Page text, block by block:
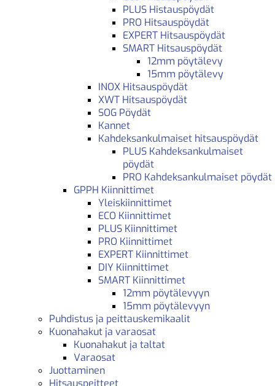
PLUS Histauspöydät
PRO Hitsauspöydät
EXPERT Hitsauspöydät
SMART Hitsauspöydät
12mm pöytälevy
15mm pöytälevy
INOX Hitsauspöydät
XWT Hitsauspöydät
SOG Pöydät
Kannet
Kahdeksankulmaiset hitsauspöydät
PLUS Kahdeksankulmaiset
pöydät
PRO Kahdeksankulmaiset pöydät
GPPH Kiinnittimet
Yleiskiinnittimet
ECO Kiinnittimet
PLUS Kiinnittimet
PRO Kiinnittimet
EXPERT Kiinnittimet
DIY Kiinnittimet
SMART Kiinnittimet
12mm pöytälevyyn
15mm pöytälevyyn
Puhdistus ja peittauskemikaalit
Kuonahakut ja varaosat
Kuonahakut ja taltat
Varaosat
Juottaminen
Hitsauspeitteet